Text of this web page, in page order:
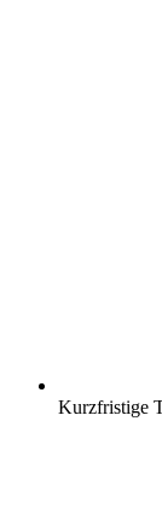
Kurzfristige